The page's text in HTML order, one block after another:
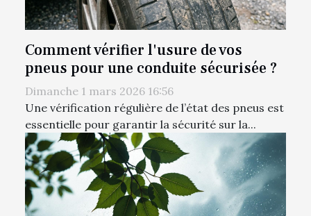
Comment vérifier l'usure de vos
pneus pour une conduite sécurisée ?
Dimanche 1 mars 2026 16:56
Une vérification régulière de l’état des pneus est
essentielle pour garantir la sécurité sur la...